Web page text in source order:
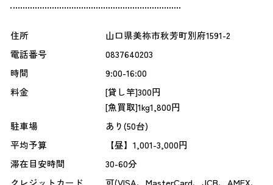
住所
山口県美祢市秋芳町別府1591-2
電話番号
0837640203
時間
9:00-16:00
料金
[貸し竿]300円
[魚買取]1kg1,800円
駐車場
あり(50台)
平均予算
【昼】1,001-3,000円
滞在目安時間
30-60分
クレジットカード
可(VISA、MasterCard、JCB、AMEX、